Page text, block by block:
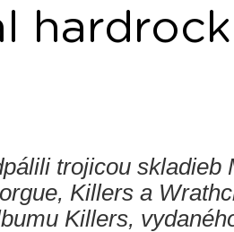
trojicou skladieb
Killers a
Killers,